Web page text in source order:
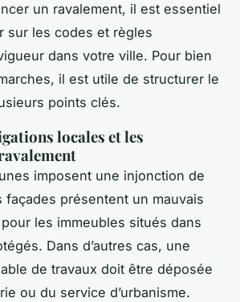
un ravalement, il est essentiel
sur les codes et règles
dans votre ville. Pour bien
il est utile de structurer le
points clés.
locales et les
imposent une injonction de
façades présentent un mauvais
les immeubles situés dans
Dans d’autres cas, une
de travaux doit être déposée
ou du service d’urbanisme.